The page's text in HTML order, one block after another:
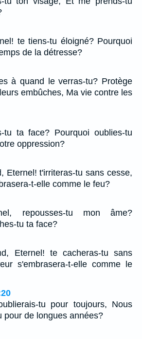
te tiens-tu éloigné? Pourquoi
de la détresse?
à quand le verras-tu? Protège
embûches, Ma vie contre les
tu ta face? Pourquoi oublies-tu
oppression?
Eternel! t'irriteras-tu sans cesse,
t-elle comme le feu?
repousses-tu mon âme?
tu ta face?
Eternel! te cacheras-tu sans
s'embrasera-t-elle comme le
tu pour toujours, Nous
pour de longues années?